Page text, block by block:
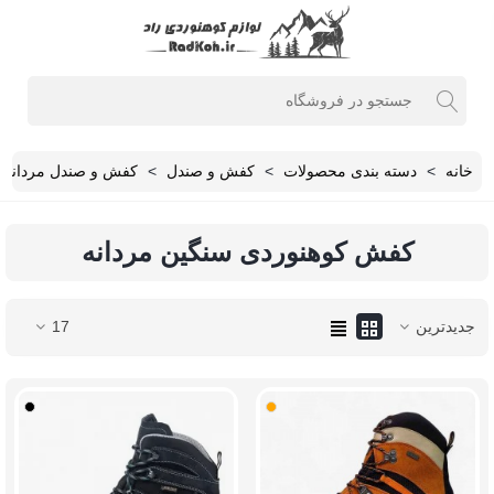
خانه > دسته بندی محصولات > کفش و صندل > کفش و صندل مردانه
کفش کوهنوردی سنگین مردانه
جدیدترین 17
نارنجی